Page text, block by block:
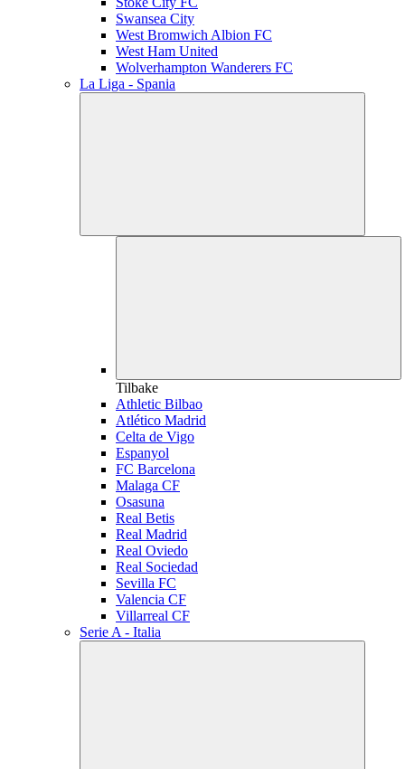
Swansea City
West Bromwich Albion FC
West Ham United
Wolverhampton Wanderers FC
La Liga - Spania
Tilbake
Athletic Bilbao
Atlético Madrid
Celta de Vigo
Espanyol
FC Barcelona
Malaga CF
Osasuna
Real Betis
Real Madrid
Real Oviedo
Real Sociedad
Sevilla FC
Valencia CF
Villarreal CF
Serie A - Italia